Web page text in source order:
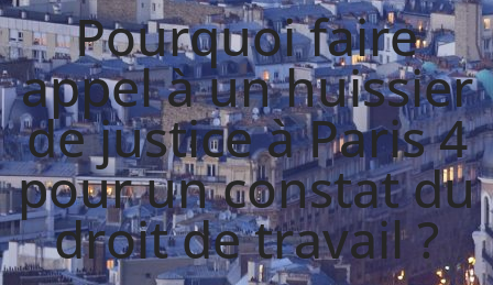
Pourquoi faire
appel à un huissier
de justice à Paris 4
pour un constat du
droit de travail ?